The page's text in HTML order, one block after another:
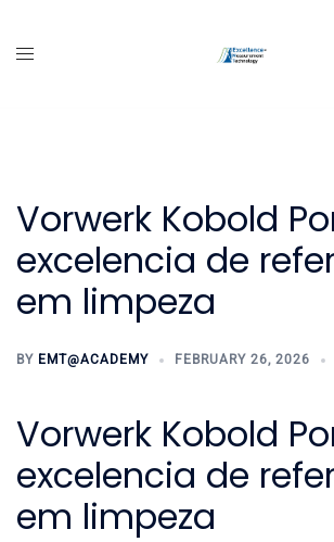
Vorwerk Kobold
excelencia de
em limpeza
BY EMT@ACADEMY FEBRUARY 26, 2026
Vorwerk Kobold
excelencia de
em limpeza